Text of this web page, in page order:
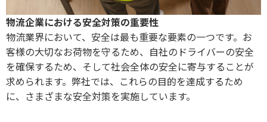
物流企業における安全対策の重要性
物流業界において、安全は最も重要な要素の一つです。お
客様の大切なお荷物を守るため、自社のドライバーの安全
を確保するため、そして社会全体の安全に寄与することが
求められます。弊社では、これらの目的を達成するため
に、さまざまな安全対策を実施しています。